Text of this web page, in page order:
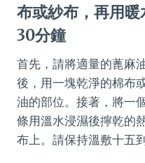
布或紗布，再用
30分鐘
首先，請將適量的蓖麻
後，用一塊乾淨的棉布
油的部位。接著，將一
條用溫水浸濕後擰乾的
布上。請保持溫敷十五